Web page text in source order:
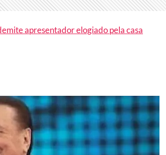
apresentador elogiado pela casa